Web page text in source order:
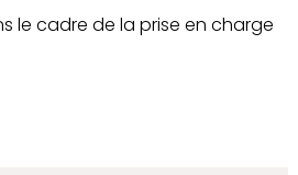
le cadre de la prise en charge